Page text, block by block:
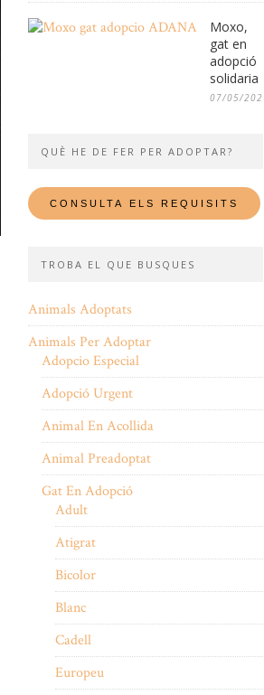
Moxo,
gat en
adopció
solidaria
07/05/2026
QUÈ HE DE FER PER ADOPTAR?
TROBA EL QUE BUSQUES
Animals Adoptats
Animals Per Adoptar
Adopcio Especial
Adopció Urgent
Animal En Acollida
Animal Preadoptat
Gat En Adopció
Adult
Atigrat
Bicolor
Blanc
Cadell
Europeu